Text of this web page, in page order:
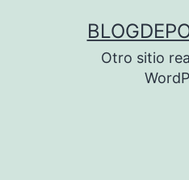
Otro sitio